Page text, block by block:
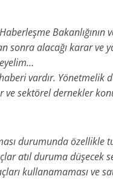
sonra alacağı karar ve
vardır. Yönetmelik
ve sektörel dernekler
durumunda özellikle
atıl duruma düşecek
kullanamaması ve